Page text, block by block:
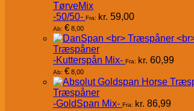
TørveMix
-50/50- Fra: kr. 59,00
Ab: € 8,00
Træspåner
-Kutterspån Mix- Fra: kr. 60,99
Ab: € 8,00
Træspåner
-GoldSpan Mix- Fra: kr. 86,99